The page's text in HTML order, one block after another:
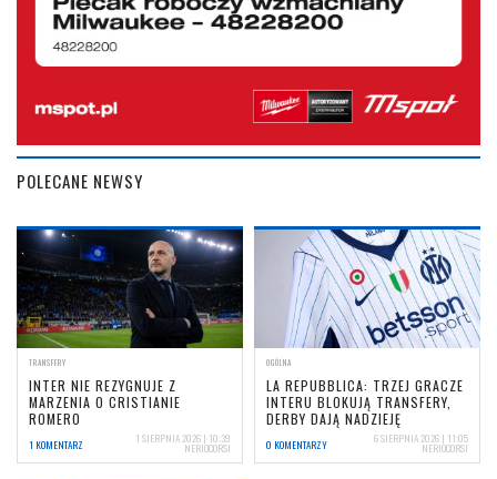
POLECANE NEWSY
TRANSFERY
INTER NIE REZYGNUJE Z
MARZENIA O CRISTIANIE
ROMERO
1 KOMENTARZ 1 SIERPNIA 2026 | 10:39
NERIOCORSI
OGÓLNA
LA REPUBBLICA: TRZEJ GRACZE
INTERU BLOKUJĄ TRANSFERY,
DERBY DAJĄ NADZIEJĘ
0 KOMENTARZY 6 SIERPNIA 2026 | 11:05
NERIOCORSI